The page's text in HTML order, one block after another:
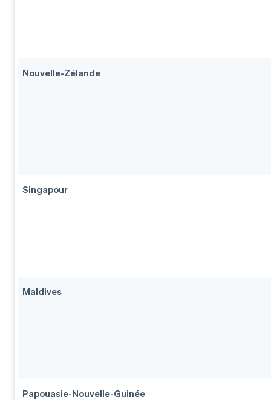
Nouvelle-Zélande
Singapour
Maldives
Papouasie-Nouvelle-Guinée